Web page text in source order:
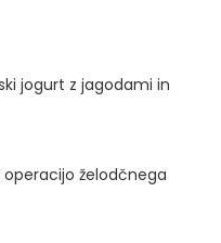
jogurt z jagodami in
operacijo želodčnega